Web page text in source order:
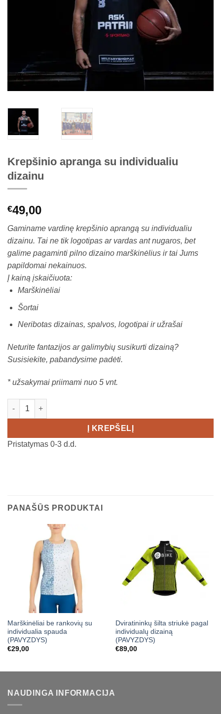
Krepšinio apranga su individualiu
dizainu
€49,00
Gaminame vardinę krepšinio aprangą su individualiu
dizainu. Tai ne tik logotipas ar vardas ant nugaros, bet
galime pagaminti pilno dizaino marškinėlius ir tai Jums
papildomai nekainuos.
Į kainą įskaičiuota:
Marškinėliai
Šortai
Neribotas dizainas, spalvos, logotipai ir užrašai
Neturite fantazijos ar galimybių susikurti dizainą?
Susisiekite, pabandysime padėti.
* užsakymai priimami nuo 5 vnt.
produkto kiekis: Krepšinio apranga su individualiu dizainu
Į KREPŠELĮ
Pristatymas 0-3 d.d.
PANAŠŪS PRODUKTAI
Marškinėliai be rankovių su
individualia spauda
(PAVYZDYS)
€29,00
Dviratininkų šilta striukė pagal
individualų dizainą
(PAVYZDYS)
€89,00
NAUDINGA INFORMACIJA